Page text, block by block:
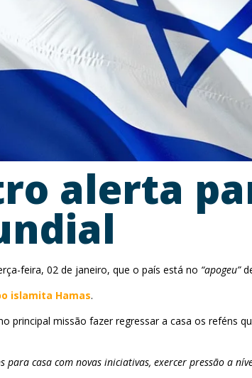
alerta
feira, 02 de janeiro, que o país está no “apogeu”
islamita Hamas.
principal missão fazer regressar a casa os reféns
casa com novas iniciativas, exercer pressão a